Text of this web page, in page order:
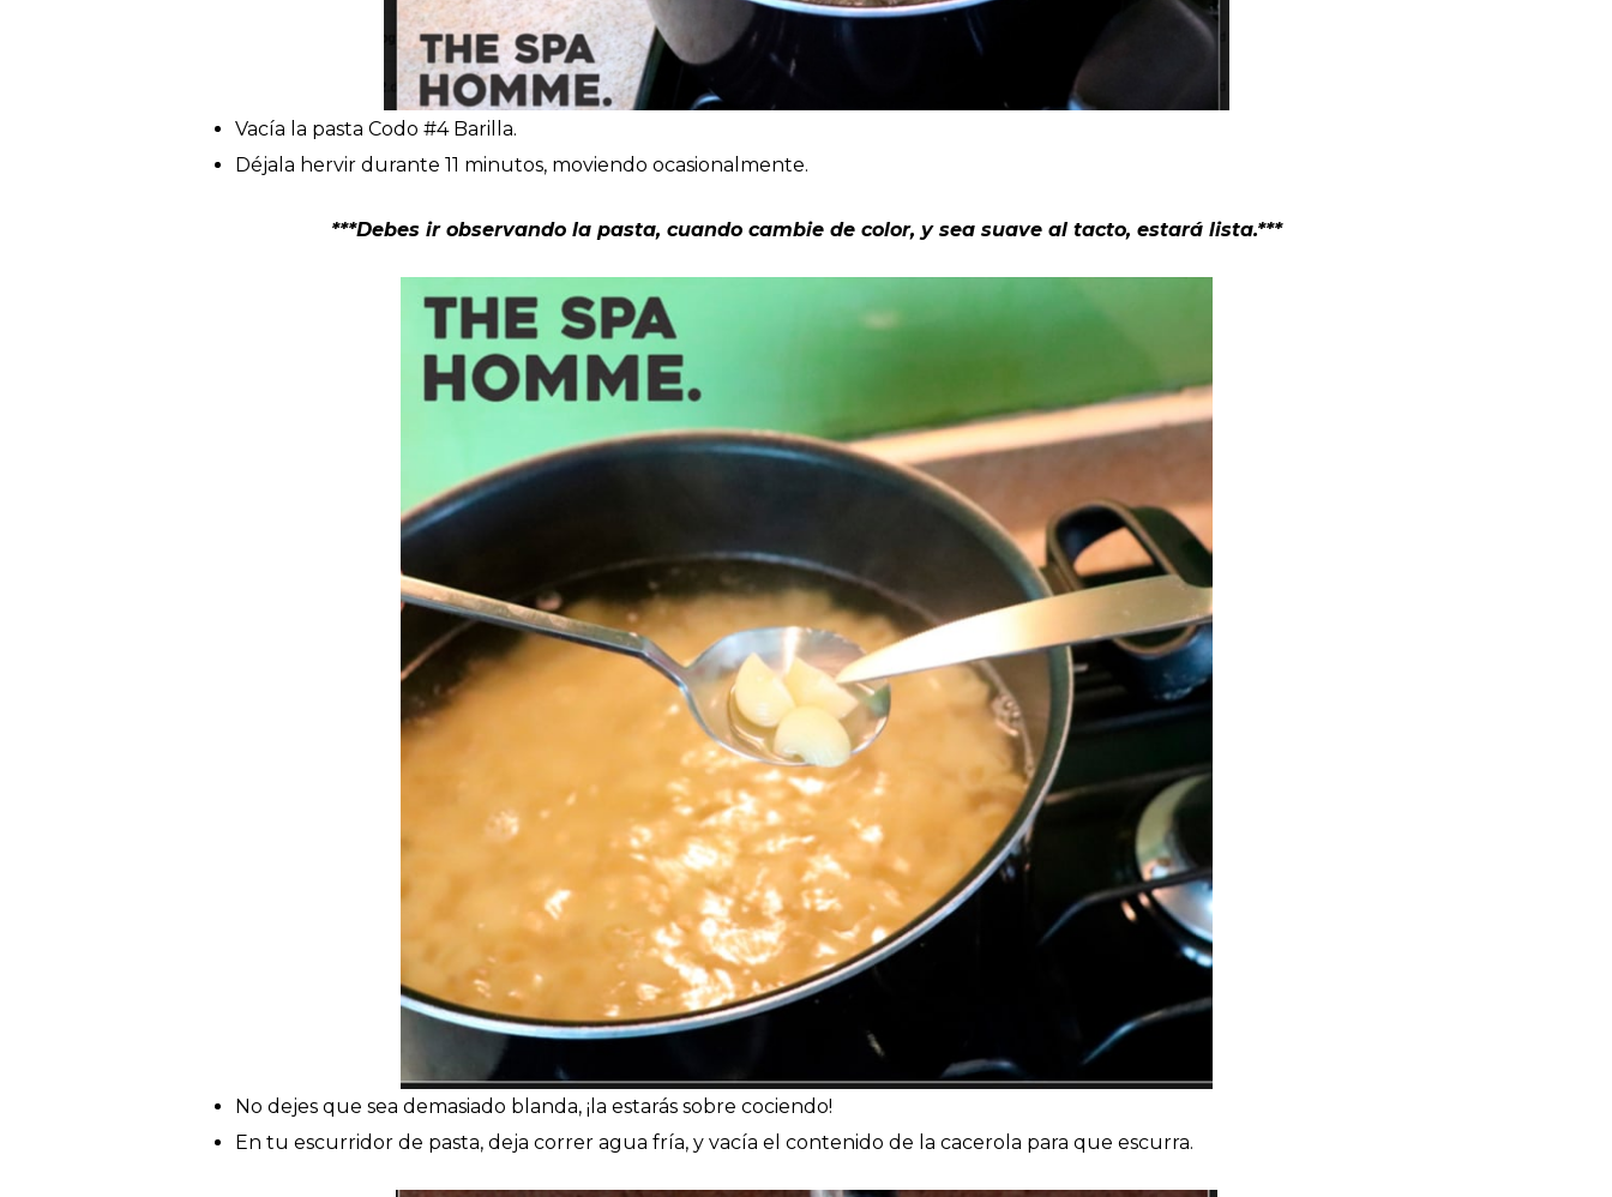
Vacía la pasta Codo #4 Barilla.
Déjala hervir durante 11 minutos, moviendo ocasionalmente.
***Debes ir observando la pasta, cuando cambie de color, y sea suave al tacto, estará lista.***
No dejes que sea demasiado blanda, ¡la estarás sobre cociendo!
En tu escurridor de pasta, deja correr agua fría, y vacía el contenido de la cacerola para que escurra.